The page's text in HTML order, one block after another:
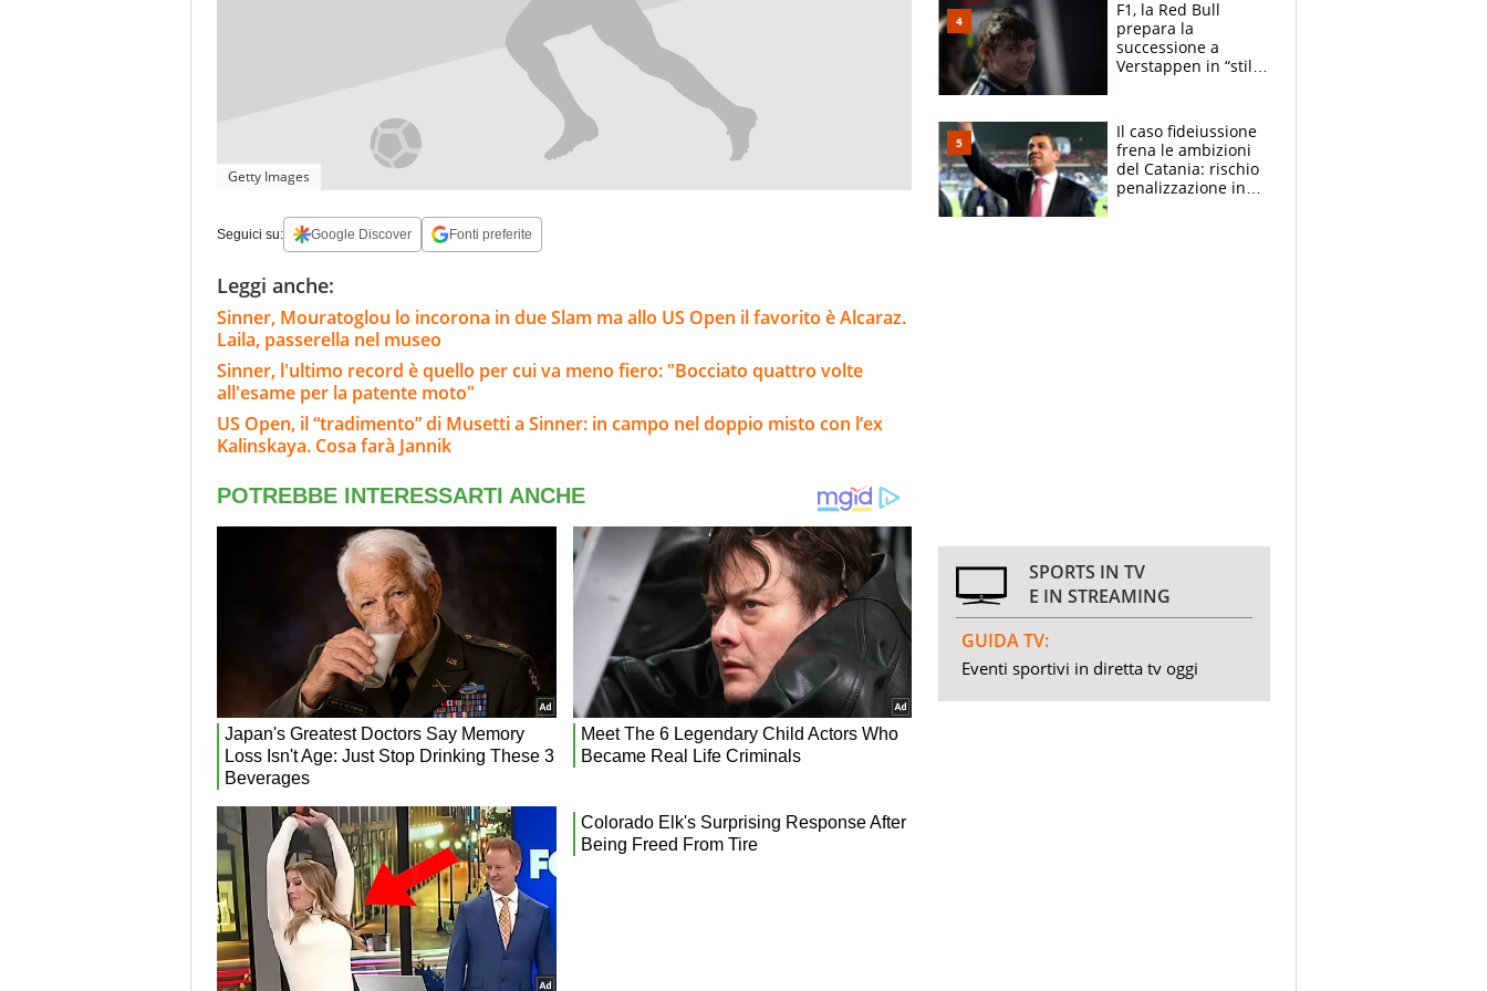
Getty Images
Seguici su: Google Discover Fonti preferite
Leggi anche:
Sinner, Mouratoglou lo incorona in due Slam ma allo US Open il favorito è Alcaraz.
Laila, passerella nel museo
Sinner, l'ultimo record è quello per cui va meno fiero: "Bocciato quattro volte
all'esame per la patente moto"
US Open, il “tradimento” di Musetti a Sinner: in campo nel doppio misto con l’ex
Kalinskaya. Cosa farà Jannik
Marotta
F1, la Red Bull
prepara la
successione a
Verstappen in “stile
attacco all’Italia
Il caso fideiussione
frena le ambizioni
del Catania: rischio
penalizzazione in
SPORTS IN TV
E IN STREAMING
GUIDA TV:
Eventi sportivi in diretta tv oggi